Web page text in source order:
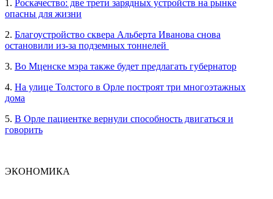
1. Роскачество: две трети зарядных устройств на рынке
опасны для жизни
2. Благоустройство сквера Альберта Иванова снова
остановили из-за подземных тоннелей
3. Во Мценске мэра также будет предлагать губернатор
4. На улице Толстого в Орле построят три многоэтажных
дома
5. В Орле пациентке вернули способность двигаться и
говорить
ЭКОНОМИКА